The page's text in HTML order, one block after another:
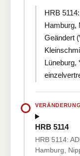
HRB
Hamburg,
Geändert
Lüneburg,
HRB 5114
HRB 5114:
Hamburg,